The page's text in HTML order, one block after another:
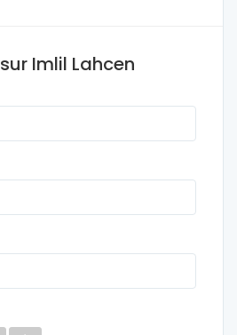
Imlil Lahcen